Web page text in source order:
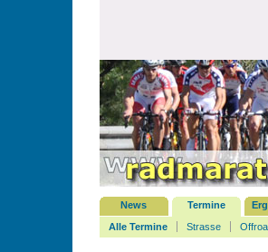
News Termine
Alle Termine
Strasse